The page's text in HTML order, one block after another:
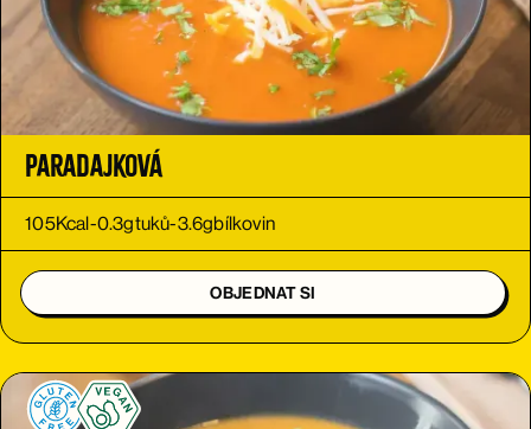
Paradajková
105Kcal-0.3gtuků-3.6gbílkovin
OBJEDNAT SI